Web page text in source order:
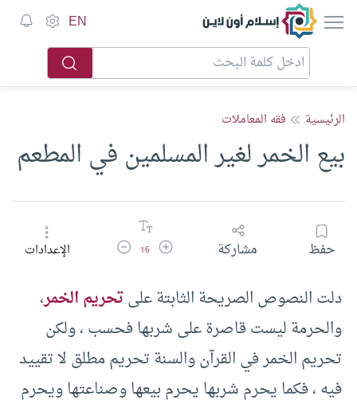
إسلام أون لاين EN
الرئيسية فقه المعاملات
بيع الخمر لغير المسلمين في المطعم
حفظ مشاركة زيادة حجم الخط
16 تقليل حجم الخطالإعدادات
دلت النصوص الصريحة الثابتة علىتحريم الخمر،
والحرمة ليست قاصرة على شربها فحسب ، ولكن
تحريم الخمر في القرآن والسنة تحريم مطلق لا تقييد
فيه ، فكما يحرم شربها يحرم بيعها وصناعتها ويحرم